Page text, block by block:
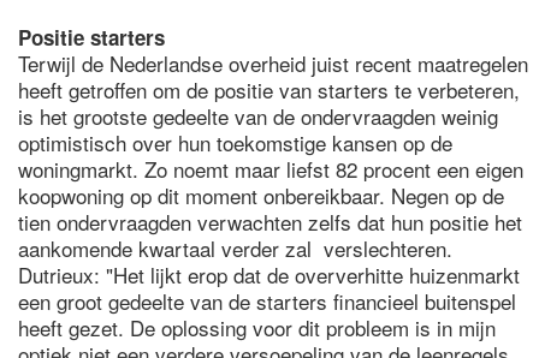
Positie starters
Terwijl de Nederlandse overheid juist recent maatregelen
heeft getroffen om de positie van starters te verbeteren,
is het grootste gedeelte van de ondervraagden weinig
optimistisch over hun toekomstige kansen op de
woningmarkt. Zo noemt maar liefst 82 procent een eigen
koopwoning op dit moment onbereikbaar. Negen op de
tien ondervraagden verwachten zelfs dat hun positie het
aankomende kwartaal verder zal verslechteren.
Dutrieux: "Het lijkt erop dat de oververhitte huizenmarkt
een groot gedeelte van de starters financieel buitenspel
heeft gezet. De oplossing voor dit probleem is in mijn